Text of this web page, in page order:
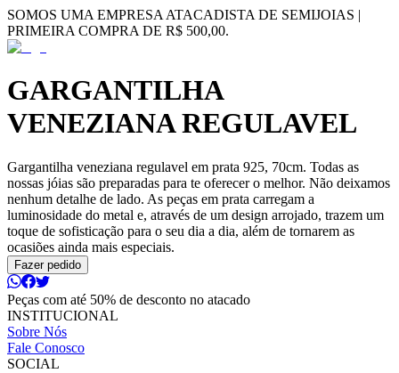
SOMOS UMA EMPRESA ATACADISTA DE SEMIJOIAS |
PRIMEIRA COMPRA DE R$ 500,00.
GARGANTILHA
VENEZIANA REGULAVEL
Gargantilha veneziana regulavel em prata 925, 70cm. Todas as
nossas jóias são preparadas para te oferecer o melhor. Não deixamos
nenhum detalhe de lado. As peças em prata carregam a
luminosidade do metal e, através de um design arrojado, trazem um
toque de sofisticação para o seu dia a dia, além de tornarem as
ocasiões ainda mais especiais.
Fazer pedido
Peças com até 50% de desconto no atacado
INSTITUCIONAL
Sobre Nós
Fale Conosco
SOCIAL